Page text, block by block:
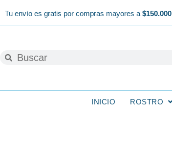
Tu envío es gratis por compras mayores a $150.000
BuscarBuscar
INICIO ROSTRO